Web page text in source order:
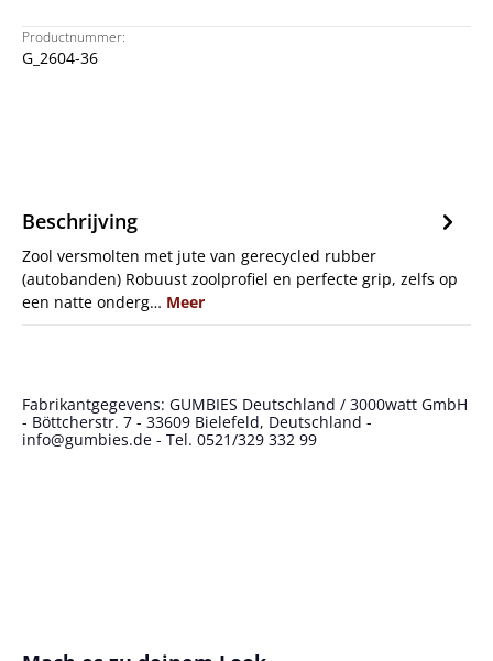
Productnummer:
G_2604-36
Beschrijving
Zool versmolten met jute van gerecycled rubber
(autobanden) Robuust zoolprofiel en perfecte grip, zelfs op
een natte onderg… Meer
Fabrikantgegevens: GUMBIES Deutschland / 3000watt GmbH
- Böttcherstr. 7 - 33609 Bielefeld, Deutschland -
info@gumbies.de - Tel. 0521/329 332 99